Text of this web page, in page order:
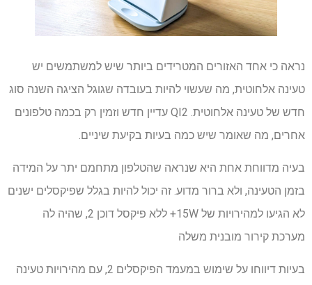
נראה כי אחד האזורים המטרידים ביותר שיש למשתמשים יש
טעינה אלחוטית, מה שעשוי להיות בעובדה שגוגל הציגה השנה סוג
חדש של טעינה אלחוטית. QI2 עדיין חדש וזמין רק בכמה טלפונים
אחרים, מה שאומר שיש כמה בעיות בקיעת שיניים.
בעיה מדווחת אחת היא שנראה שהטלפון מתחמם יתר על המידה
בזמן הטעינה, ולא ברור מדוע. זה יכול להיות בגלל שפיקסלים ישנים
לא הגיעו למהירויות של 15W+ ללא פיקסל דוכן 2, שהיה לה
מערכת קירור מובנית משלה
בעיות דיווחו על שימוש במעמד הפיקסלים 2, עם מהירויות טעינה